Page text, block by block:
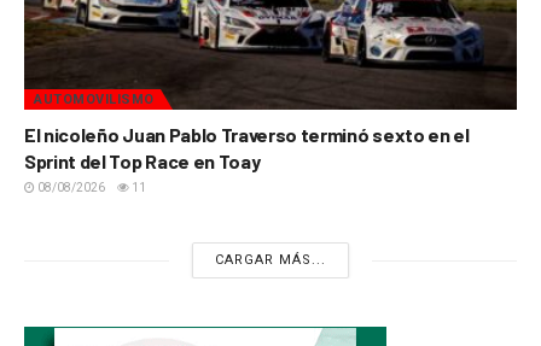
AUTOMOVILISMO
El nicoleño Juan Pablo Traverso terminó sexto en el
Sprint del Top Race en Toay
08/08/2026 11
CARGAR MÁS...